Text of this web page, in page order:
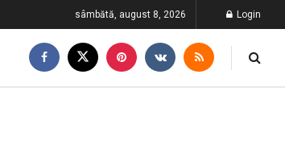
sâmbătă, august 8, 2026 Login